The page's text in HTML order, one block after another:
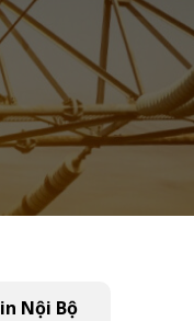
Nội Bộ